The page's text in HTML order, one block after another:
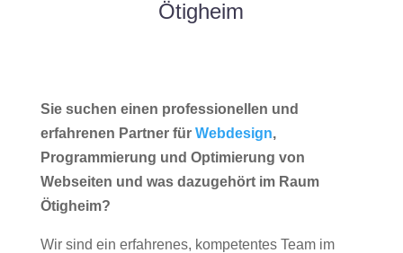
Ötigheim
Sie suchen einen professionellen und
erfahrenen Partner für Webdesign,
Programmierung und Optimierung von
Webseiten und was dazugehört im Raum
Ötigheim?
Wir sind ein erfahrenes, kompetentes Team im